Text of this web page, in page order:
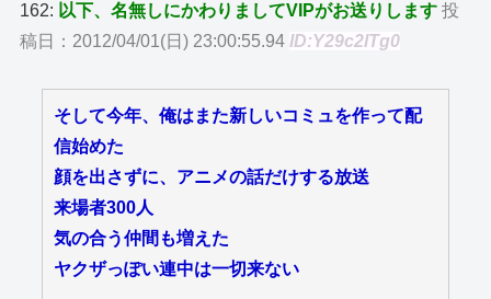
162: 以下、名無しにかわりましてVIPがお送りします 投
稿日：2012/04/01(日) 23:00:55.94 ID:Y29c2lTg0
そして今年、俺はまた新しいコミュを作って配
信始めた
顔を出さずに、アニメの話だけする放送
来場者300人
気の合う仲間も増えた
ヤクザっぽい連中は一切来ない